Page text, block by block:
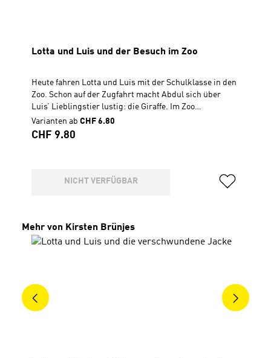
Lotta und Luis und der Besuch im Zoo
Heute fahren Lotta und Luis mit der Schulklasse in den
Zoo. Schon auf der Zugfahrt macht Abdul sich über
Luis’ Lieblingstier lustig: die Giraffe. Im Zoo
angekommen bekommt jedes Kind die Aufgabe, die
„Spezialausrüstung“ eines Tieres herauszufinden.
Zoo verloren … Inhalt: - Geschichte "Lotta und Luis und
CD, Spielzeit 46 Min.
Varianten ab CHF 6.80
Regulärer Preis:
CHF 9.80
NICHT VERFÜGBAR
Produktgalerie überspringen
Mehr von Kirsten Brünjes